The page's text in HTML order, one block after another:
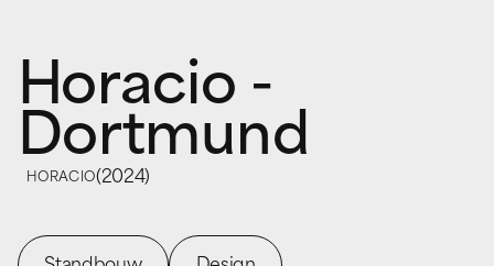
Horacio -
Dortmund
HORACIO(2024)